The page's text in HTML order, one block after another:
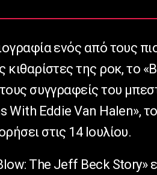
ενός από τους
κιθαρίστες της ροκ, το
συγγραφείς του
With Eddie Van Halen»,
στις 14 Ιουλίου.
: The Jeff Beck Story»